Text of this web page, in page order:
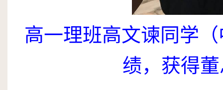
高一理班高文谏同学
绩，获得